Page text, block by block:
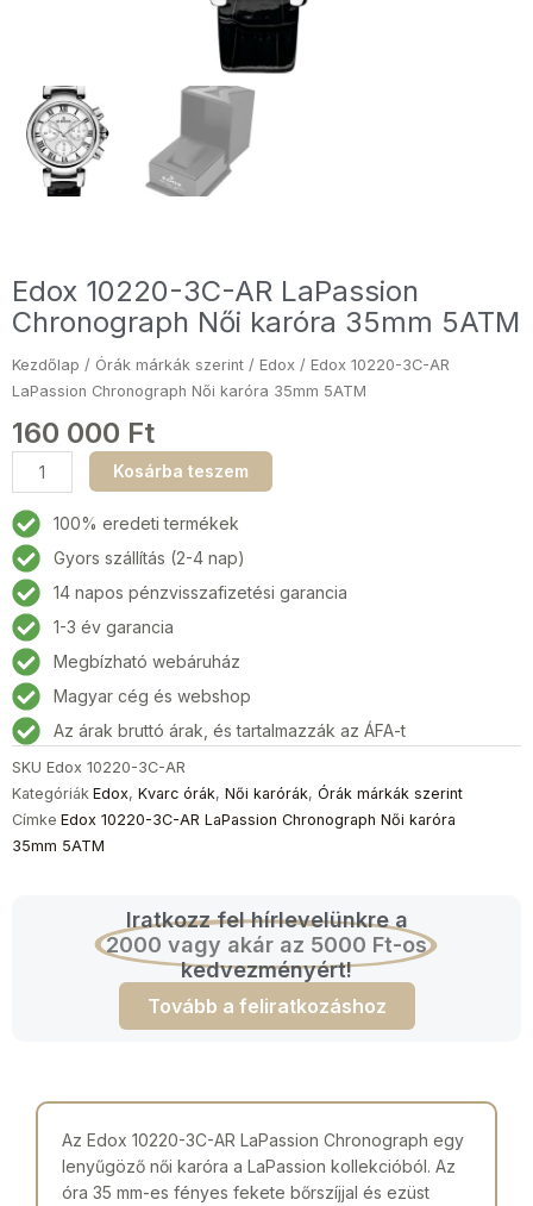
Edox 10220-3C-AR LaPassion
Chronograph Női karóra 35mm 5ATM
Kezdőlap / Órák márkák szerint / Edox / Edox 10220-3C-AR
LaPassion Chronograph Női karóra 35mm 5ATM
160 000 Ft
Edox
10220-
3C-
AR
LaPassion
Chronograph
Női
karóra
35mm
5ATM
mennyiség
Kosárba teszem
100% eredeti termékek
Gyors szállítás (2-4 nap)
14 napos pénzvisszafizetési garancia
1-3 év garancia
Megbízható webáruház
Magyar cég és webshop
Az árak bruttó árak, és tartalmazzák az ÁFA-t
SKU Edox 10220-3C-AR
Kategóriák Edox, Kvarc órák, Női karórák, Órák márkák szerint
Címke Edox 10220-3C-AR LaPassion Chronograph Női karóra
35mm 5ATM
Iratkozz fel hírlevelünkre a
2000 vagy akár az 5000 Ft-os
kedvezményért!
Tovább a feliratkozáshoz
Az Edox 10220-3C-AR LaPassion Chronograph egy
lenyűgöző női karóra a LaPassion kollekcióból. Az
óra 35 mm-es fényes fekete bőrszíjjal és ezüst